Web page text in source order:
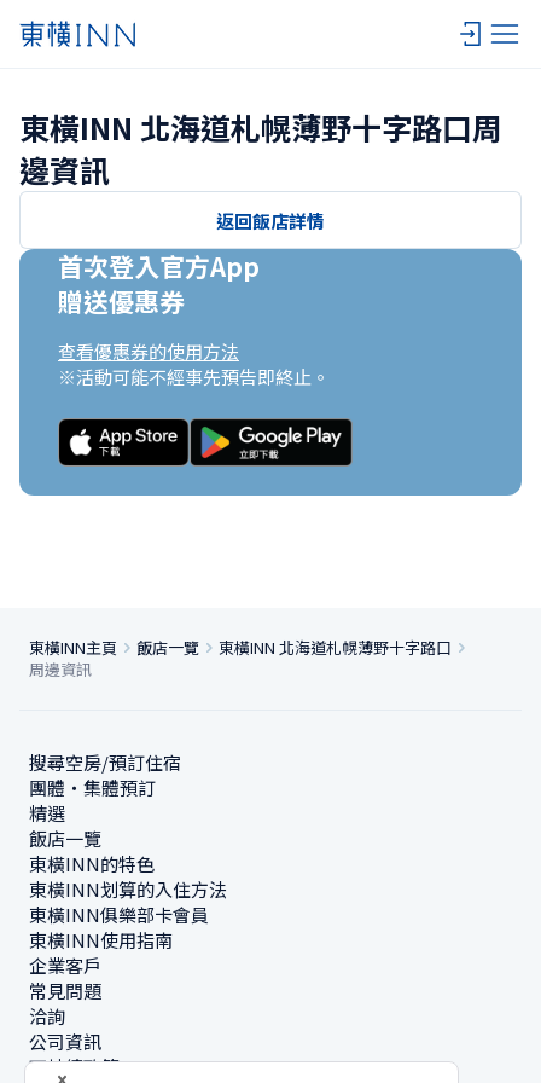
東橫INN 北海道札幌薄野十字路口周
邊資訊
返回飯店詳情
首次登入官方App
贈送優惠券
查看優惠券的使用方法
※活動可能不經事先預告即終止。
東橫INN主頁 飯店一覽
東橫INN 北海道札幌薄野十字路口
周邊資訊
搜尋空房/預訂住宿
團體・集體預訂
精選
飯店一覽
東橫INN的特色
東橫INN划算的入住方法
東橫INN俱樂部卡會員
東橫INN使用指南
企業客戶
常見問題
洽詢
公司資訊
可持續政策